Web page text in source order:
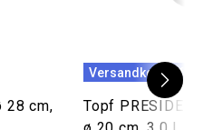
28 cm,
Versandkostenfrei
Topf